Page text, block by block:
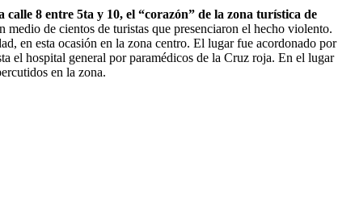
8 entre 5ta y 10, el “corazón” de la zona turística de
de cientos de turistas que presenciaron el hecho violento.
en esta ocasión en la zona centro. El lugar fue acordonado por
el hospital general por paramédicos de la Cruz roja. En el lugar
en la zona.